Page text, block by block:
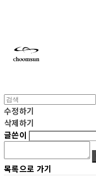
수정하기
삭제하기
글쓴이
목록으로 가기